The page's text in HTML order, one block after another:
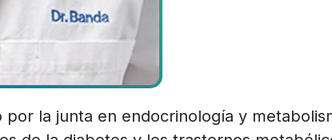
por la junta en endocrinología y